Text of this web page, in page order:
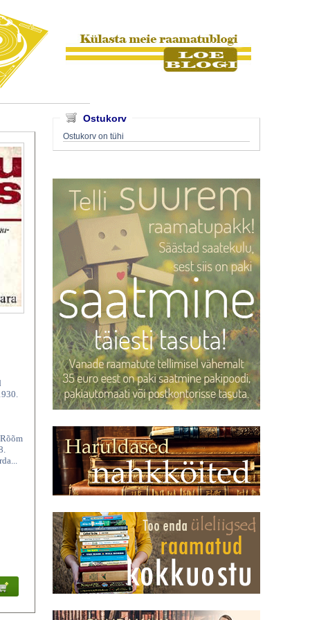
Ostukorv
Ostukorv on tühi